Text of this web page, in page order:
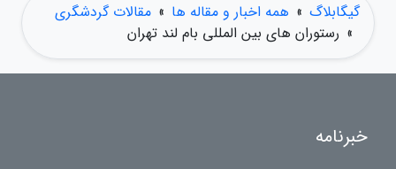
گیگابلاگ » همه اخبار و مقاله ها » مقالات گردشگری
» رستوران های بین المللی بام لند تهران
خبرنامه